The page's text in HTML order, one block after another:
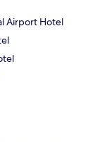
Airport Hotel